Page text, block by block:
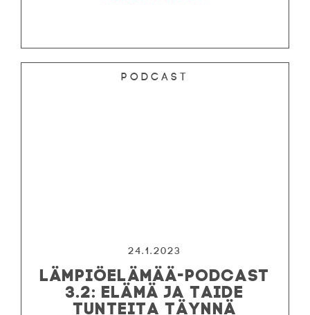
Podcast
24.1.2023
LÄMPIÖELÄMÄÄ-PODCAST
3.2: ELÄMÄ JA TAIDE
TUNTEITA TÄYNNÄ